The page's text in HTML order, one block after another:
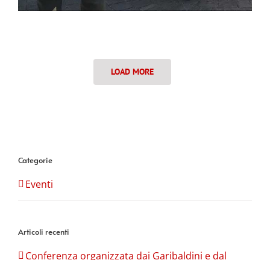
LOAD MORE
Categorie
Eventi
Articoli recenti
Conferenza organizzata dai Garibaldini e dal